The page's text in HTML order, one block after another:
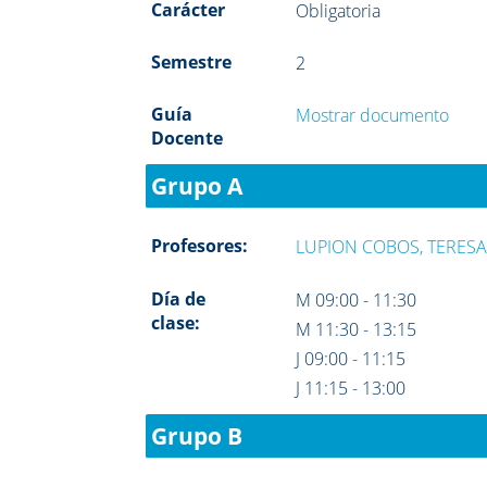
Carácter Obligatoria
Semestre 2
Guía
Docente
Mostrar documento
Grupo A
Profesores: LUPION COBOS, TERESA
Día de
clase:
M 09:00 - 11:30
M 11:30 - 13:15
J 09:00 - 11:15
J 11:15 - 13:00
Grupo B